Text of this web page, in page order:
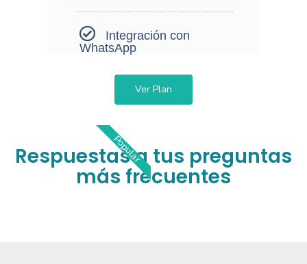
Integración con
WhatsApp
Ver Plan
Popular
Respuestas a tus preguntas
más frecuentes